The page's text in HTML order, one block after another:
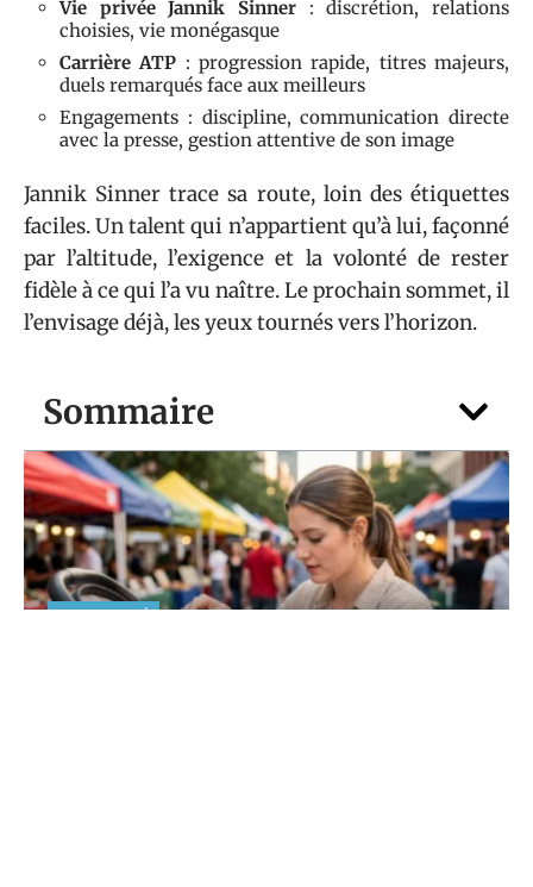
Sommaire
MATERNITÉ
Vie privée Jannik Sinner : discrétion, relations
choisies, vie monégasque
Carrière ATP : progression rapide, titres majeurs,
duels remarqués face aux meilleurs
Engagements : discipline, communication directe
avec la presse, gestion attentive de son image
Jannik Sinner trace sa route, loin des étiquettes
faciles. Un talent qui n’appartient qu’à lui, façonné
par l’altitude, l’exigence et la volonté de rester
fidèle à ce qui l’a vu naître. Le prochain sommet, il
l’envisage déjà, les yeux tournés vers l’horizon.